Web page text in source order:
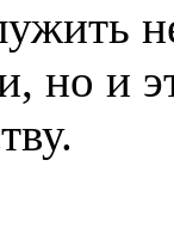
но и